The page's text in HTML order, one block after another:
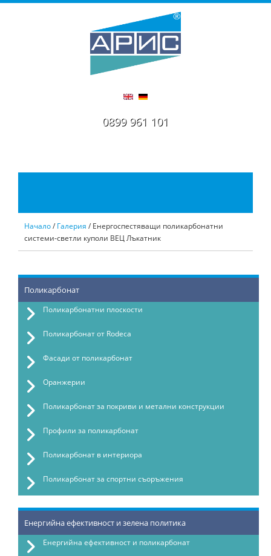
0899 961 101
Начало/ Галерия / Енергоспестяващи поликарбонатни
системи-светли куполи ВЕЦ Лъкатник
Поликарбонат
Поликарбонатни плоскости
Поликарбонат от Rodeca
Фасади от поликарбонат
Оранжерии
Поликарбонат за покриви и метални конструкции
Профили за поликарбонат
Поликарбонат в интериора
Поликарбонат за спортни съоръжения
Енергийна ефективност и зелена политика
Енергийна ефективност и поликарбонат